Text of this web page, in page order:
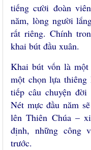
tiếng cười đoàn
năm, lòng người
rất riêng. Chính
khai bút đầu xuân.
Khai bút vốn là
một chọn lựa
tiếp câu chuyện
Nét mực đầu năm
lên Thiên Chúa –
định, những công
trước.